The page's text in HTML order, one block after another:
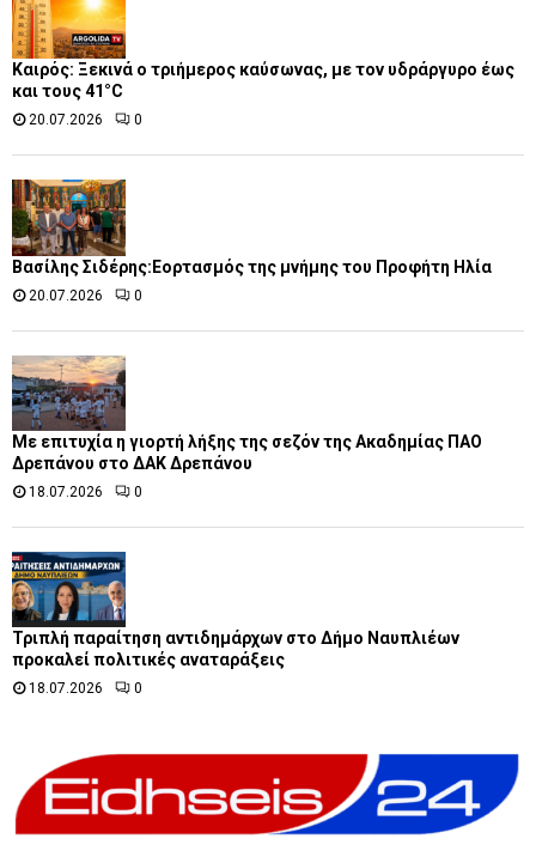
Καιρός: Ξεκινά ο τριήμερος καύσωνας, με τον υδράργυρο έως
και τους 41°C
20.07.2026 0
Βασίλης Σιδέρης:Εορτασμός της μνήμης του Προφήτη Ηλία
20.07.2026 0
Με επιτυχία η γιορτή λήξης της σεζόν της Ακαδημίας ΠΑΟ
Δρεπάνου στο ΔΑΚ Δρεπάνου
18.07.2026 0
Τριπλή παραίτηση αντιδημάρχων στο Δήμο Ναυπλιέων
προκαλεί πολιτικές αναταράξεις
18.07.2026 0